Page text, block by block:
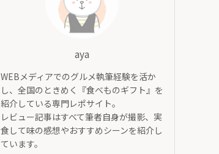
aya
WEBメディアでのグルメ執筆経験を活か
し、全国のときめく『食べものギフト』を
紹介している専門レポサイト。
レビュー記事はすべて筆者自身が撮影、実
食して味の感想やおすすめシーンを紹介し
ています。